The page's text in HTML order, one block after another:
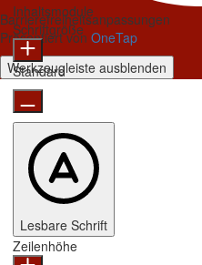
Barrierefreiheitsanpassungen
Präsentiert von OneTap
Werkzeugleiste ausblenden
Inhaltsmodule
Schriftgröße
Standard
Lesbare Schrift
Zeilenhöhe